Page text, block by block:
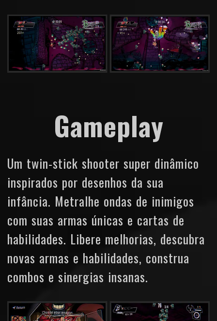
Gameplay
Um twin-stick shooter super dinâmico
inspirados por desenhos da sua
infância. Metralhe ondas de inimigos
com suas armas únicas e cartas de
habilidades. Libere melhorias, descubra
novas armas e habilidades, construa
combos e sinergias insanas.